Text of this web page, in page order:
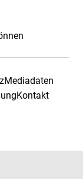
Mediadaten
Kontakt